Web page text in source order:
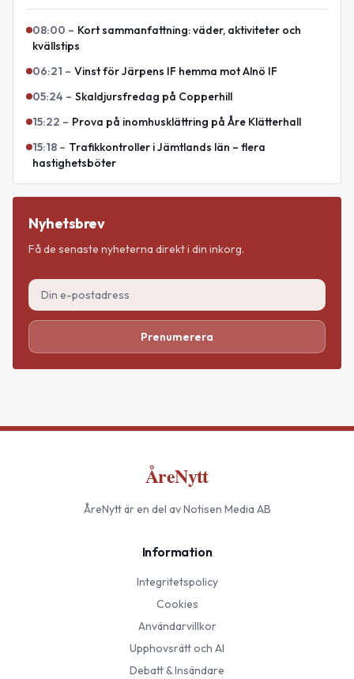
08:00 – Kort sammanfattning: väder, aktiviteter och
kvällstips
06:21 – Vinst för Järpens IF hemma mot Alnö IF
05:24 – Skaldjursfredag på Copperhill
15:22 – Prova på inomhusklättring på Åre Klätterhall
15:18 – Trafikkontroller i Jämtlands län – flera
hastighetsböter
Nyhetsbrev
Få de senaste nyheterna direkt i din inkorg.
Prenumerera
ÅreNytt
ÅreNyttär en del av Notisen Media AB
Information
Integritetspolicy
Cookies
Användarvillkor
Upphovsrätt och AI
Debatt & Insändare